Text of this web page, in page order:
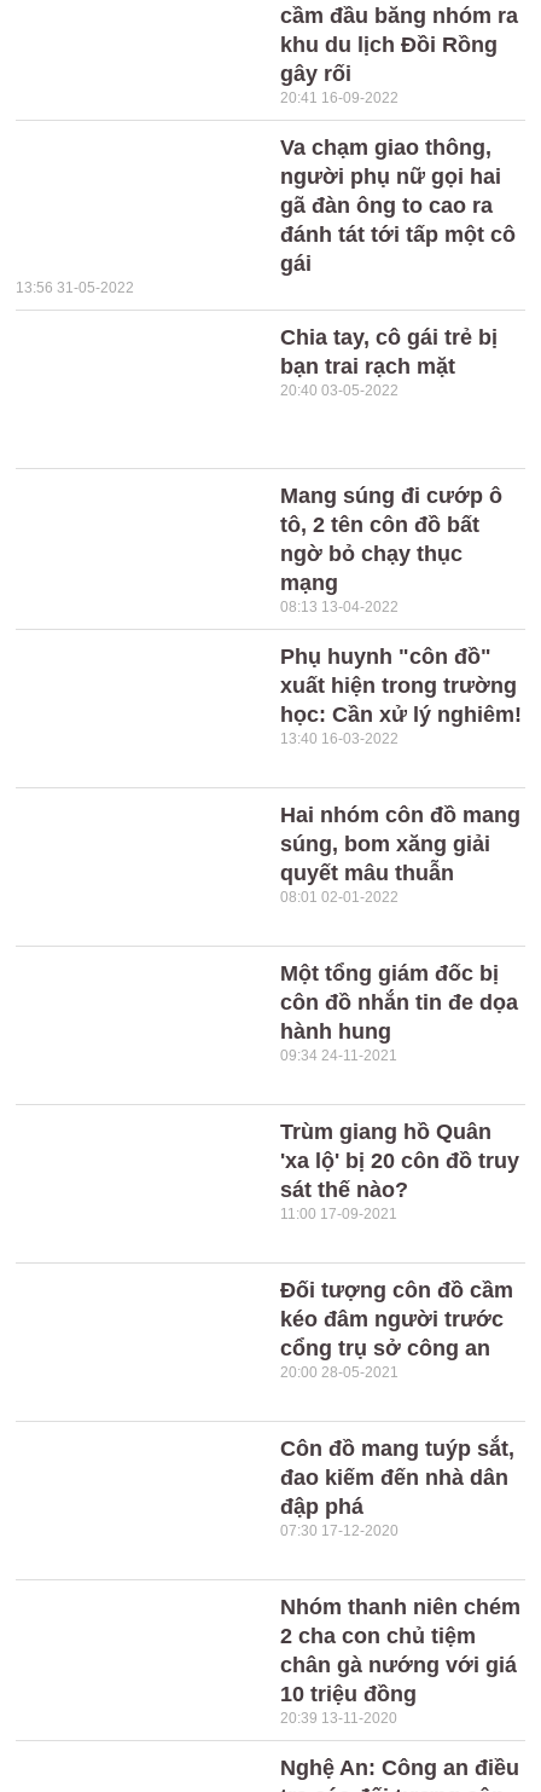
cầm đầu băng nhóm ra
khu du lịch Đồi Rồng
gây rối
20:41 16-09-2022
Va chạm giao thông,
người phụ nữ gọi hai
gã đàn ông to cao ra
đánh tát tới tấp một cô
gái
13:56 31-05-2022
Chia tay, cô gái trẻ bị
bạn trai rạch mặt
20:40 03-05-2022
Mang súng đi cướp ô
tô, 2 tên côn đồ bất
ngờ bỏ chạy thục
mạng
08:13 13-04-2022
Phụ huynh "côn đồ"
xuất hiện trong trường
học: Cần xử lý nghiêm!
13:40 16-03-2022
Hai nhóm côn đồ mang
súng, bom xăng giải
quyết mâu thuẫn
08:01 02-01-2022
Một tổng giám đốc bị
côn đồ nhắn tin đe dọa
hành hung
09:34 24-11-2021
Trùm giang hồ Quân
'xa lộ' bị 20 côn đồ truy
sát thế nào?
11:00 17-09-2021
Đối tượng côn đồ cầm
kéo đâm người trước
cổng trụ sở công an
20:00 28-05-2021
Côn đồ mang tuýp sắt,
đao kiếm đến nhà dân
đập phá
07:30 17-12-2020
Nhóm thanh niên chém
2 cha con chủ tiệm
chân gà nướng với giá
10 triệu đồng
20:39 13-11-2020
Nghệ An: Công an điều